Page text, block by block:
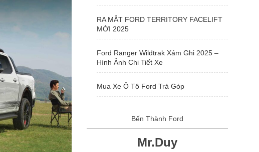
RA MẮT FORD TERRITORY FACELIFT
MỚI 2025
Ford Ranger Wildtrak Xám Ghi 2025 –
Hình Ảnh Chi Tiết Xe
Mua Xe Ô Tô Ford Trả Góp
Bến Thành Ford
Mr.Duy